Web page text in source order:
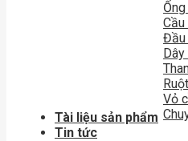
Đầu
Vỏ
Tài liệu sản phẩm
Tin tức